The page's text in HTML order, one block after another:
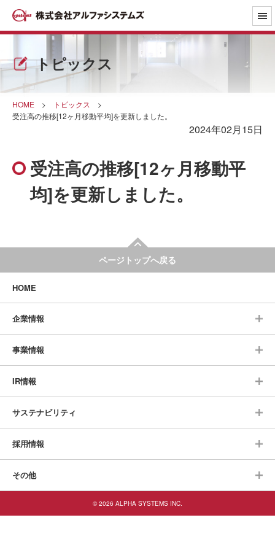
トピックス
HOME > トピックス
>
受注高の推移[12ヶ月移動平均]を更新しました。
2024年02月15日
受注高の推移[12ヶ月移動平
均]を更新しました。
ページトップへ戻る
HOME
企業情報
事業情報
IR情報
サステナビリティ
採用情報
その他
© 2026 ALPHA SYSTEMS INC.